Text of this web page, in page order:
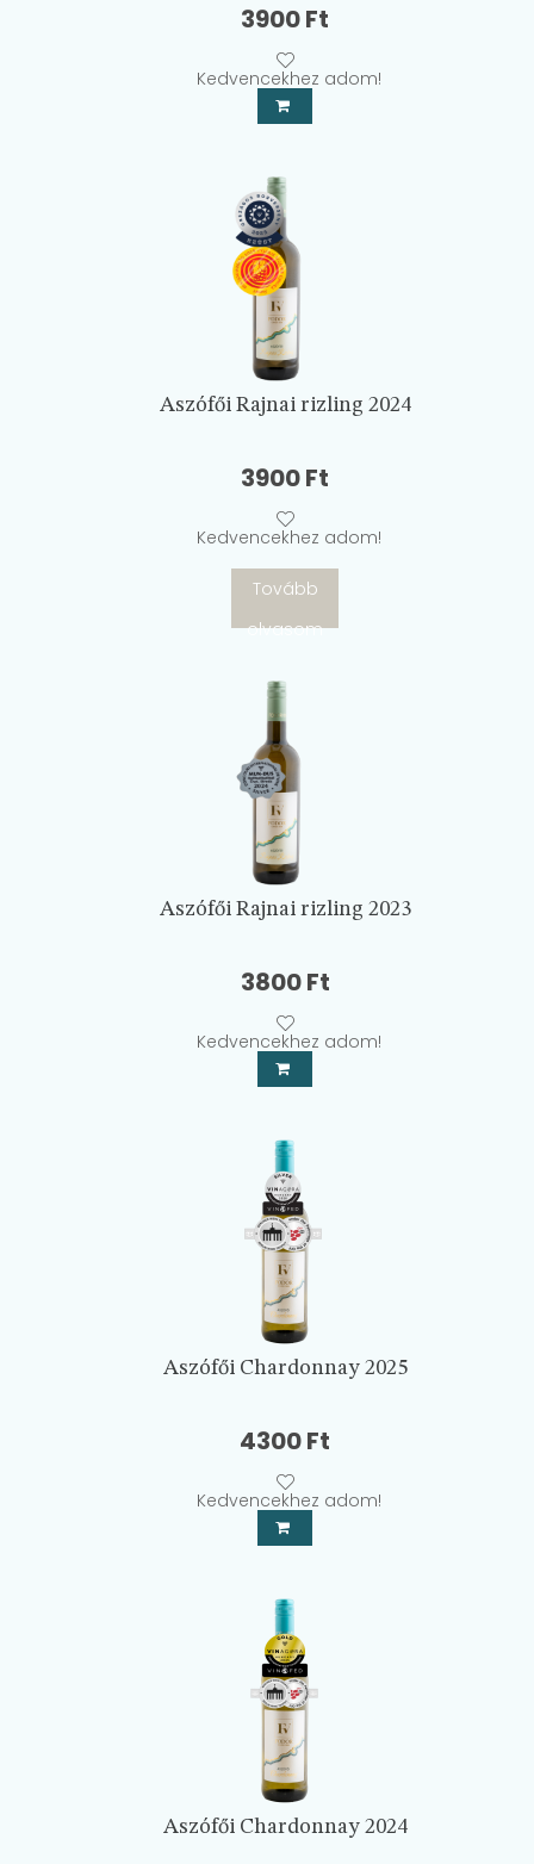
3900Ft
Kedvencekhez adom!
Aszófői Rajnai rizling 2024
3900Ft
Kedvencekhez adom!
Tovább
olvasom
Aszófői Rajnai rizling 2023
3800Ft
Kedvencekhez adom!
Aszófői Chardonnay 2025
4300Ft
Kedvencekhez adom!
Aszófői Chardonnay 2024